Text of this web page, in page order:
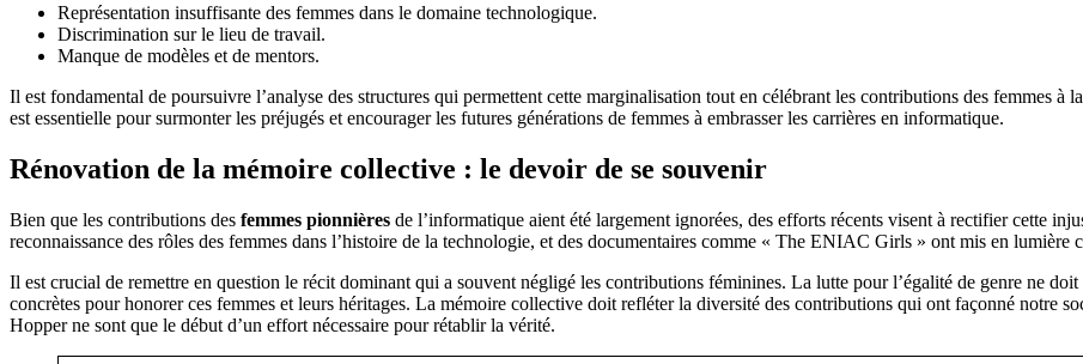
Représentation insuffisante des femmes dans le domaine technologique.
Discrimination sur le lieu de travail.
Manque de modèles et de mentors.
Il est fondamental de poursuivre l’analyse des structures qui permettent cette marginalisation tout en célébrant les contributions des femmes à la
est essentielle pour surmonter les préjugés et encourager les futures générations de femmes à embrasser les carrières en informatique.
Rénovation de la mémoire collective : le devoir de se souvenir
Bien que les contributions des femmes pionnières de l’informatique aient été largement ignorées, des efforts récents visent à rectifier cette
reconnaissance des rôles des femmes dans l’histoire de la technologie, et des documentaires comme « The ENIAC Girls » ont mis en lumière
Il est crucial de remettre en question le récit dominant qui a souvent négligé les contributions féminines. La lutte pour l’égalité de genre ne
concrètes pour honorer ces femmes et leurs héritages. La mémoire collective doit refléter la diversité des contributions qui ont façonné notre
Hopper ne sont que le début d’un effort nécessaire pour rétablir la vérité.